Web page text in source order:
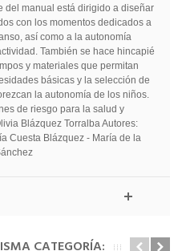
del manual está dirigido a diseñar
con los momentos dedicados a
así como a la autonomía
También se hace hincapié
y materiales que permitan
básicas y la selección de
la autonomía de los niños.
de riesgo para la salud y
Blázquez Torralba Autores:
Cuesta Blázquez - María de la